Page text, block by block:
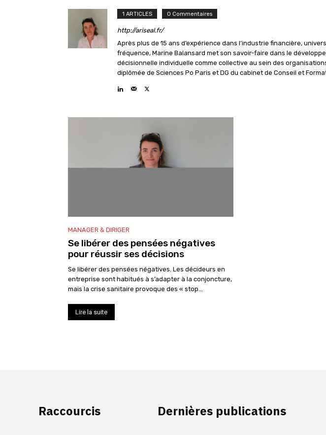
1 ARTICLES 0 Commentaires
http://ariseal.fr/
Après plus de 15 ans d’expérience dans l’industrie financière,
fréquence, Marine Balansard met son savoir-faire dans le
décisionnelle individuelle comme collective au sein des
diplômée de Sciences Po Paris et DG du cabinet de Conseil et
MANAGER & DIRIGER
Se libérer des pensées négatives
pour réussir ses décisions
Se libérer des pensées négatives. Les décideurs en
entreprise sont habitués à s’adapter à la conjoncture,
mais la crise sanitaire provoque des « stop...
Lire la suite
Raccourcis Dernières publications